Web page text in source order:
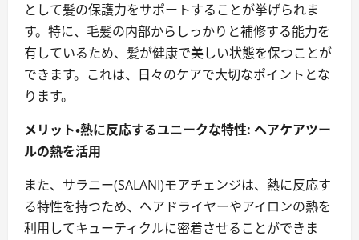
として髪の保護力をサポートすることが挙げられま
す。特に、毛髪の内部からしっかりと補修する能力を
有しているため、髪が健康で美しい状態を保つことが
できます。これは、日々のケアで大切なポイントとな
ります。
メリット・熱に反応するユニークな特性: ヘアケアツー
ルの熱を活用
また、サラニー(SALANI)モアチェンジは、熱に反応す
る特性を持つため、ヘアドライヤーやアイロンの熱を
利用してキューティクルに密着させることができま